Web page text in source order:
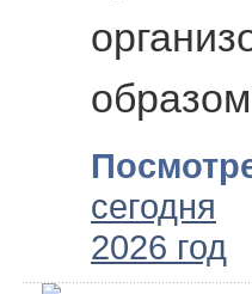
сегодня
2026 год